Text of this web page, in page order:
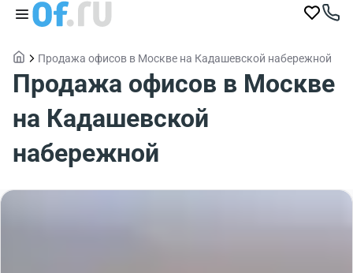
Продажа офисов в Москве на Кадашевской набережной
Продажа офисов в Москве
на Кадашевской
набережной